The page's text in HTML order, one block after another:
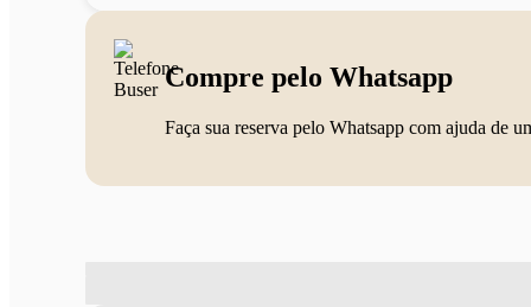
Compre pelo Whatsapp
Faça sua reserva pelo Whatsapp com ajuda de